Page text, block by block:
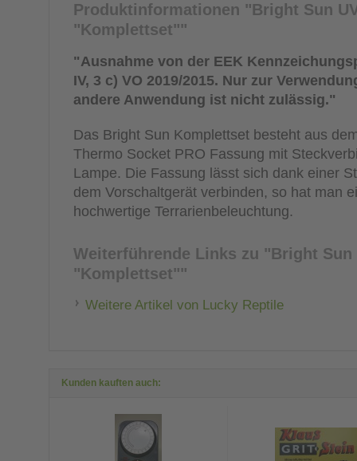
Produktinformationen "Bright Sun
"Komplettset""
"Ausnahme von der EEK
IV, 3 c) VO 2019/2015. Nur zur
andere Anwendung ist nicht zulässig."
Das Bright Sun Komplettset besteht aus
Thermo Socket PRO Fassung mit
Lampe. Die Fassung lässt sich dank einer
dem Vorschaltgerät verbinden, so hat man
hochwertige Terrarienbeleuchtung.
Weiterführende Links zu "Bright Sun
"Komplettset""
Weitere Artikel von Lucky Reptile
Kunden kauften auch: